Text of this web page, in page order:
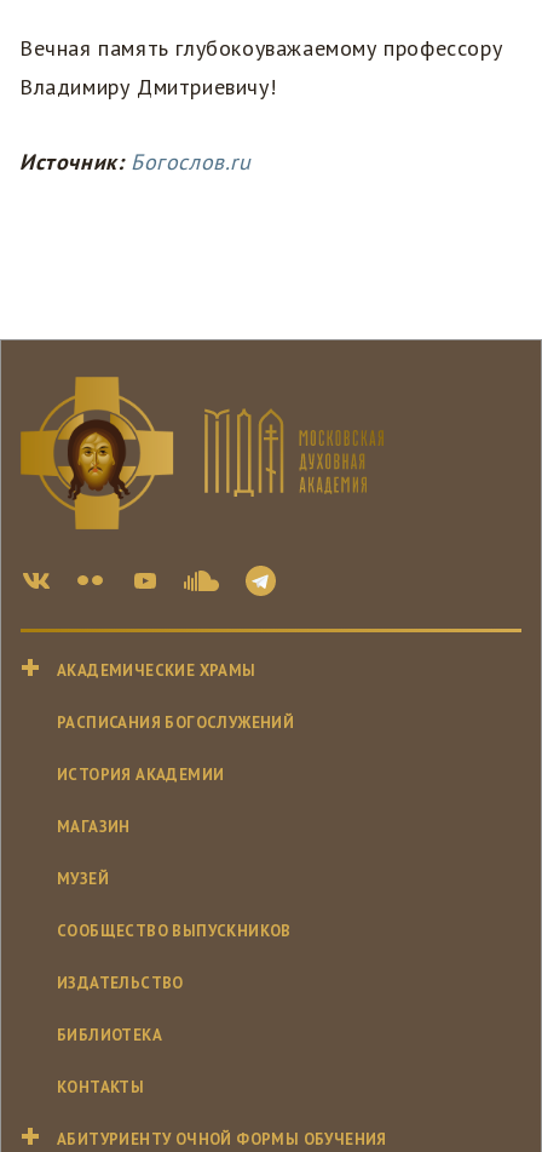
Вечная память глубокоуважаемому профессору
Владимиру Дмитриевичу!
Источник: Богослов.ru
АКАДЕМИЧЕСКИЕ ХРАМЫ
РАСПИСАНИЯ БОГОСЛУЖЕНИЙ
ИСТОРИЯ АКАДЕМИИ
МАГАЗИН
МУЗЕЙ
СООБЩЕСТВО ВЫПУСКНИКОВ
ИЗДАТЕЛЬСТВО
БИБЛИОТЕКА
КОНТАКТЫ
АБИТУРИЕНТУ ОЧНОЙ ФОРМЫ ОБУЧЕНИЯ